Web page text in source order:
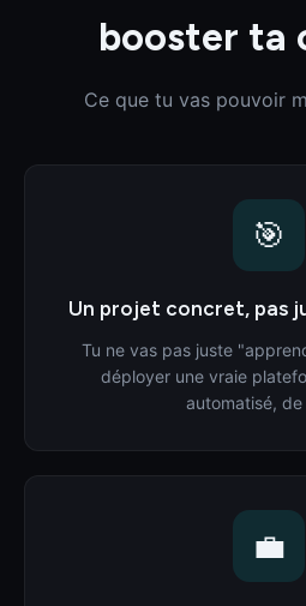
booster ta
Ce que tu vas pouvoir
🎯
Un projet concret, pas
Tu ne vas pas juste
déployer une vraie
automatisé, de
💼